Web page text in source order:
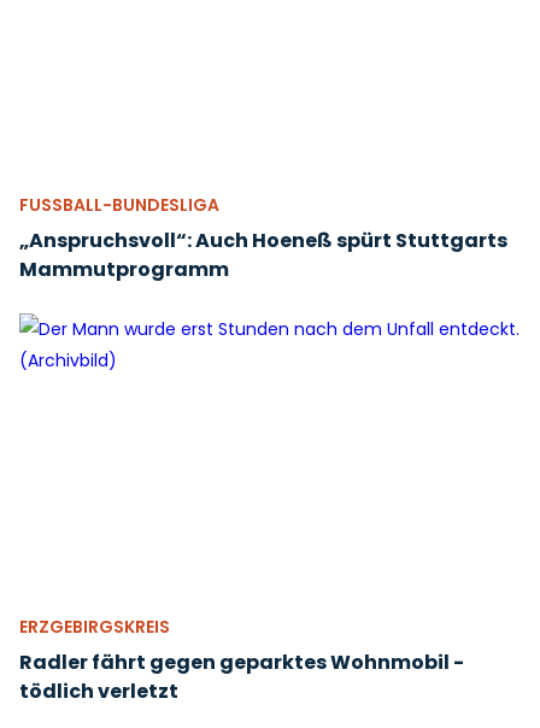
FUSSBALL-BUNDESLIGA
„Anspruchsvoll“: Auch Hoeneß spürt Stuttgarts
Mammutprogramm
ERZGEBIRGSKREIS
Radler fährt gegen geparktes Wohnmobil -
tödlich verletzt